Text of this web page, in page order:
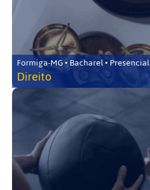
Formiga-MG • Bacharel • Presencial
Direito